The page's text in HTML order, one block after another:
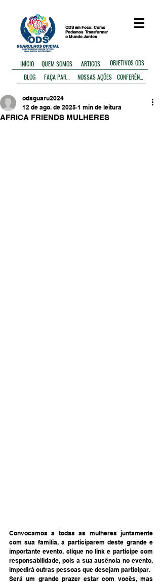
ODS em Foco: Como
Podemos Transformar
o Mundo Juntos
INÍCIO QUEM SOMOS ARTIGOS
OBJETIVOS ODS
BLOG
NOSSAS AÇÕES
AFRICA FRIENDS MULHERES
odsguaru2024
12 de ago. de 2025 1 min de leitura
Convocamos a todas as mulheres juntamente
com sua familia, a participarem deste grande e
importante evento, clique no link e participe com
responsabilidade, pois a sua ausência no evento,
impedirá outras pessoas que desejam participar.
Será um grande prazer estar com vocês, mas